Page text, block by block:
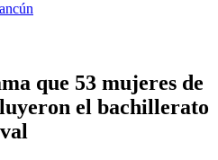
que 53 mujeres de
el bachillerato